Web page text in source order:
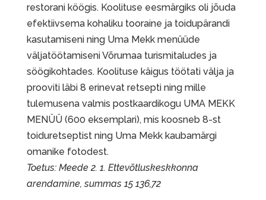
restorani köögis. Koolituse eesmärgiks oli jõuda
efektiivsema kohaliku tooraine ja toidupärandi
kasutamiseni ning Uma Mekk menüüde
väljatöötamiseni Võrumaa turismitaludes ja
söögikohtades. Koolituse käigus töötati välja ja
prooviti läbi 8 erinevat retsepti ning mille
tulemusena valmis postkaardikogu UMA MEKK
MENÜÜ (600 eksemplari), mis koosneb 8-st
toiduretseptist ning Uma Mekk kaubamärgi
omanike fotodest.
Toetus: Meede 2. 1. Ettevõtluskeskkonna
arendamine, summas 15 136,72